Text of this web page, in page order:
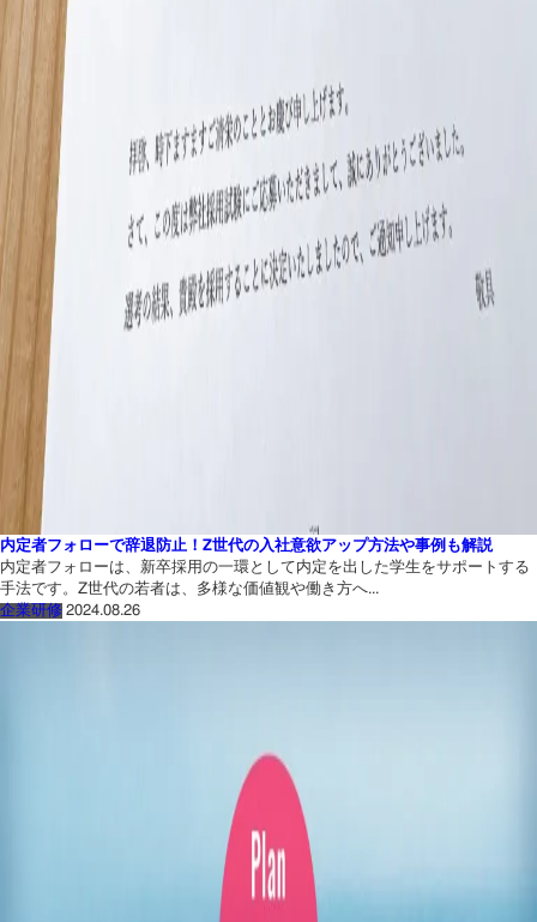
内定者フォローで辞退防止！Z世代の入社意欲アップ方法や事例も解説
内定者フォローは、新卒採用の一環として内定を出した学生をサポートする
手法です。Z世代の若者は、多様な価値観や働き方へ...
企業研修 2024.08.26